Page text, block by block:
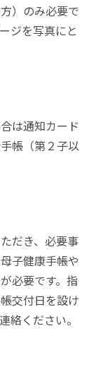
）のみ必要で
ジを写真にと
は通知カード
帳（第２子以
だき、必要事
子健康手帳や
必要です。指
交付日を設け
絡ください。